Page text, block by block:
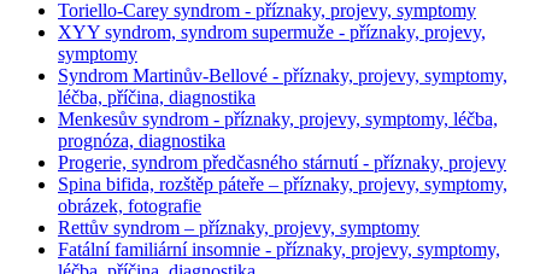
Toriello-Carey syndrom - příznaky, projevy, symptomy
XYY syndrom, syndrom supermuže - příznaky, projevy,
symptomy
Syndrom Martinův-Bellové - příznaky, projevy, symptomy,
léčba, příčina, diagnostika
Menkesův syndrom - příznaky, projevy, symptomy, léčba,
prognóza, diagnostika
Progerie, syndrom předčasného stárnutí - příznaky, projevy
Spina bifida, rozštěp páteře – příznaky, projevy, symptomy,
obrázek, fotografie
Rettův syndrom – příznaky, projevy, symptomy
Fatální familiární insomnie - příznaky, projevy, symptomy,